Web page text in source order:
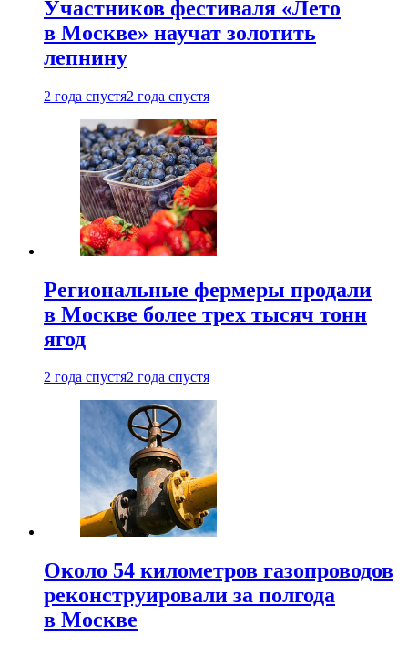
Участников фестиваля «Лето
в Москве» научат золотить
лепнину
2 года спустя2 года спустя
Региональные фермеры продали
в Москве более трех тысяч тонн
ягод
2 года спустя2 года спустя
Около 54 километров газопроводов
реконструировали за полгода
в Москве